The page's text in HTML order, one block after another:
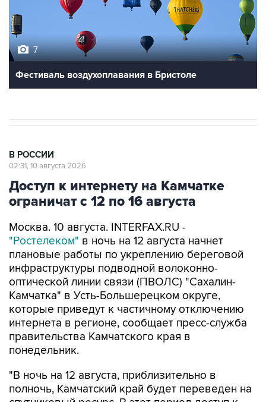
Фестиваль воздухоплавания в Бристоле
Доступ к интернету на Камчатке
ограничат с 12 по 16 августа
Москва. 10 августа. INTERFAX.RU -
плановые работы по укреплению береговой
инфраструктуры подводной волоконно-
оптической линии связи (ПВОЛС) "Сахалин-
Камчатка" в Усть-Большерецком округе,
которые приведут к частичному отключению
интернета в регионе, сообщает пресс-служба
правительства Камчатского края в
понедельник.
"В ночь на 12 августа, приблизительно в
спутниковый ресурс. В этот период доступ к
интернету будет ограничен. ПАО "Ростелеком",